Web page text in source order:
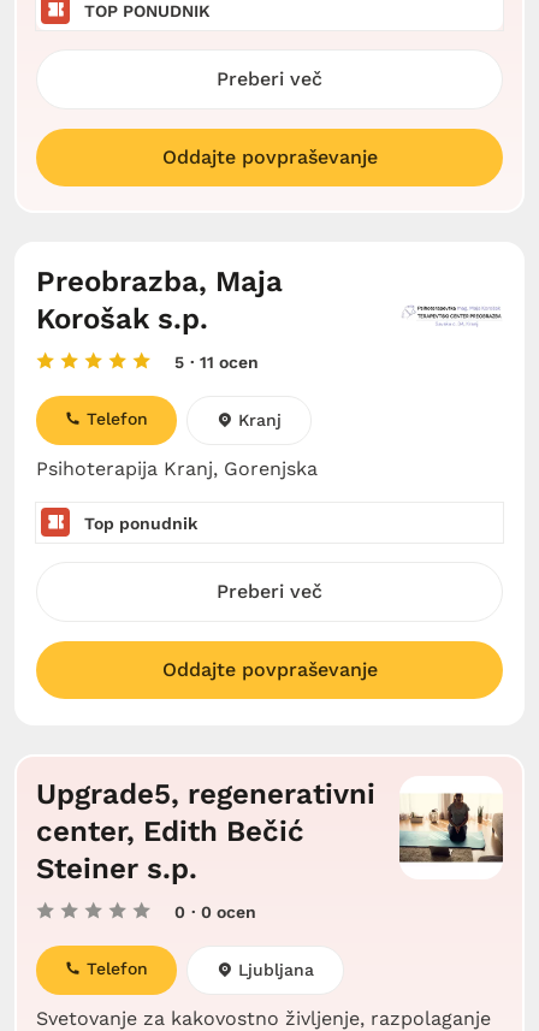
TOP PONUDNIK
Preberi več
Oddajte povpraševanje
Preobrazba, Maja
Korošak s.p.
5 · 11 ocen
Psihoterapija Kranj, Gorenjska
Telefon Kranj
Top ponudnik
Preberi več
Oddajte povpraševanje
Upgrade5, regenerativni
center, Edith Bečić
Steiner s.p.
0 · 0 ocen
Svetovanje za kakovostno življenje, razpolaganje
Telefon Ljubljana